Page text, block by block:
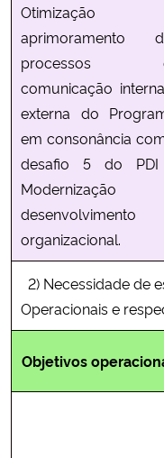
Otimização
aprimoramento
processos
comunicação
externa do
em consonância
desafio 5 do
desenvolvimento
organizacional.
2) Necessidade de
Operacionais e
Objetivos